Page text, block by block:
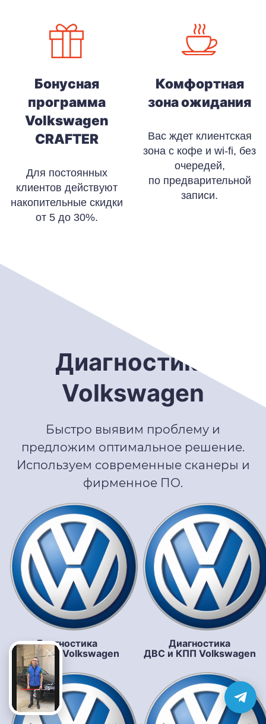
Бонусная
программа
Volkswagen
CRAFTER
Для постоянных
клиентов действуют
накопительные скидки
от 5 до 30%.
Комфортная
зона ожидания
Вас ждет клиентская
зона с кофе и wi-fi, без
очередей,
по предварительной
записи.
Диагностика
Volkswagen
Быстро выявим проблему и
предложим оптимальное решение.
Используем современные сканеры и
фирменное ПО.
Диагностика
подвески Volkswagen
Диагностика
ДВС и КПП Volkswagen